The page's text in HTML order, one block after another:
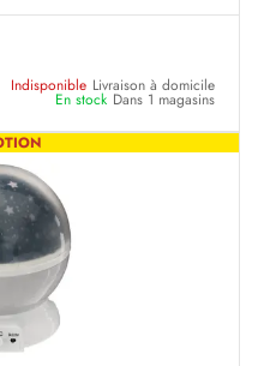
Indisponible Livraison à domicile
En stock Dans 1 magasins